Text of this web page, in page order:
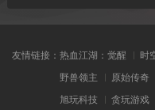
友情链接： 热血江湖：觉醒 时
野兽领主
原始传奇
旭玩科技
贪玩游戏